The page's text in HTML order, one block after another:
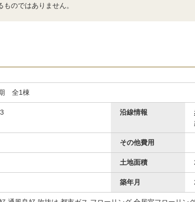
のではありません。
全1棟
沿線情報
その他費用
土地面積
築年月